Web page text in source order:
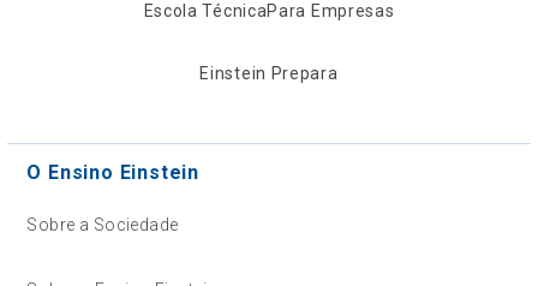
Escola TécnicaPara Empresas
Einstein Prepara
O Ensino Einstein
Sobre a Sociedade